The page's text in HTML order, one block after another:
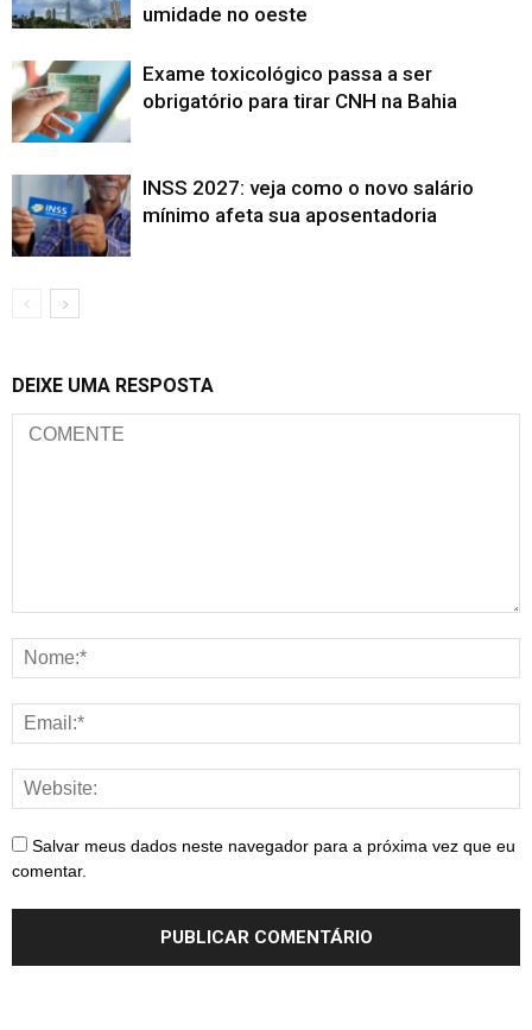
umidade no oeste
Exame toxicológico passa a ser
obrigatório para tirar CNH na Bahia
INSS 2027: veja como o novo salário
mínimo afeta sua aposentadoria
DEIXE UMA RESPOSTA
Salvar meus dados neste navegador para a próxima vez que eu
comentar.